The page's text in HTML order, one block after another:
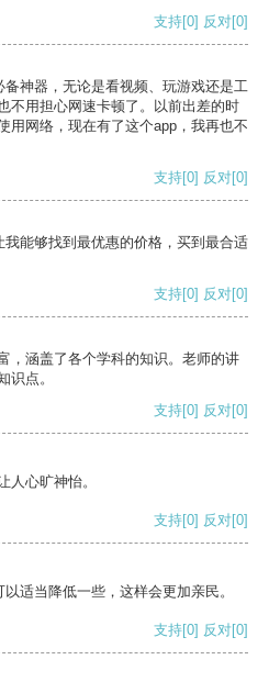
支持[0] 反对[0]
神器，无论是看视频、玩游戏还是工
不用担心网速卡顿了。以前出差的时
用网络，现在有了这个app，我再也不
支持[0] 反对[0]
能够找到最优惠的价格，买到最合适
支持[0] 反对[0]
，涵盖了各个学科的知识。老师的讲
识点。
支持[0] 反对[0]
人心旷神怡。
支持[0] 反对[0]
适当降低一些，这样会更加亲民。
支持[0] 反对[0]